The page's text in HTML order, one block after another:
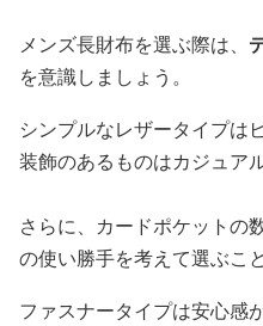
メンズ長財布を選ぶ際は、
を意識しましょう。
シンプルなレザータイプは
装飾のあるものはカジュア
さらに、カードポケットの
の使い勝手を考えて選ぶこ
ファスナータイプは安心感